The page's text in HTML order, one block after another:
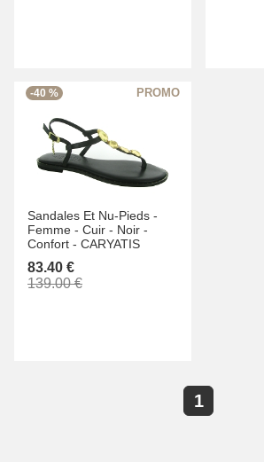
-40 %
Sandales Et Nu-Pieds -
Femme - Cuir - Noir -
Confort - CARYATIS
83.40 €
139.00 €
1